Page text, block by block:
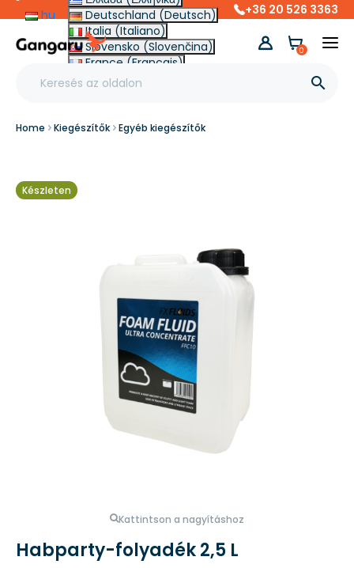
hu
Deutschland (Deutsch)
Italia (Italiano)
Slovensko (Slovenčina)
France (Français)
Other (English €)
+36 20 526 3363

0
Home Kiegészítők Egyéb kiegészítők
Készleten
Kattintson a nagyításhoz
Habparty-folyadék 2,5 L